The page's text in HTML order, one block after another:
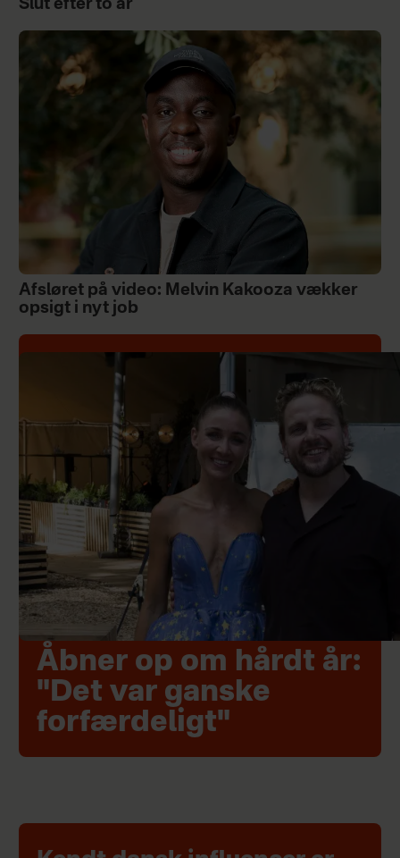
Slut efter to år
Afsløret på video: Melvin Kakooza vækker
opsigt i nyt job
Åbner op om hårdt år:
"Det var ganske
forfærdeligt"